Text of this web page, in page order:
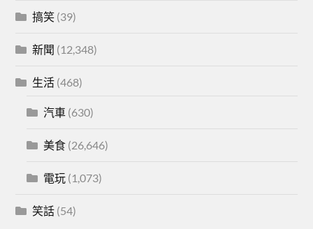
搞笑 (39)
新聞 (12,348)
生活 (468)
汽車 (630)
美食 (26,646)
電玩 (1,073)
笑話 (54)